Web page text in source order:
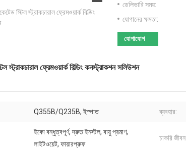
স্টিল স্ট্রাকচারাল ফ্রেমওয়ার্ক বিল্ডিং
ডেলিভারি সময়:
যোগানের ক্ষমতা:
যোগাযোগ
স্ট্রাকচারাল ফ্রেমওয়ার্ক বিল্ডিং কনস্ট্রাকশন সলিউশন
Q355B/Q235B, ইস্পাত ব্যবহার:
ইকো বন্ধুত্বপূর্ণ, দ্রুত ইনস্টল, বায়ু প্রমাণ,
লাইটওয়েট, ফায়ারপ্রুফ
চাকরি জীবন: